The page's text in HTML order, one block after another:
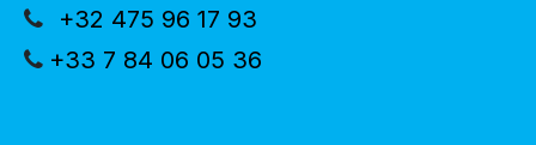
+32 475 96 17 93
+33 7 84 06 05 36